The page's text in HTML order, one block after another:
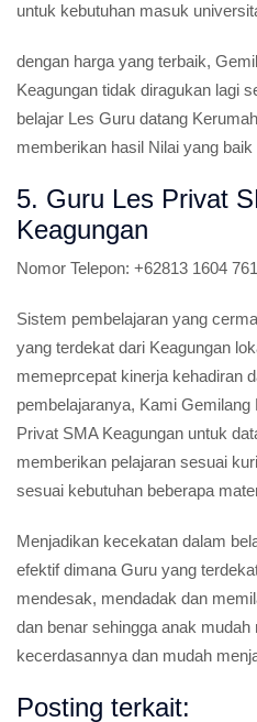
untuk kebutuhan masuk
dengan harga yang terbaik,
Keagungan tidak diragukan lagi
belajar Les Guru datang
memberikan hasil Nilai yang
5. Guru Les Privat
Keagungan
Nomor Telepon: +62813 1604
Sistem pembelajaran yang
yang terdekat dari Keagungan
memeprcepat kinerja kehadiran
pembelajaranya, Kami
Privat SMA Keagungan untuk
memberikan pelajaran sesuai
sesuai kebutuhan beberapa
Menjadikan kecekatan dalam
efektif dimana Guru yang
mendesak, mendadak dan
dan benar sehingga anak mudah
kecerdasannya dan mudah
Posting terkait: